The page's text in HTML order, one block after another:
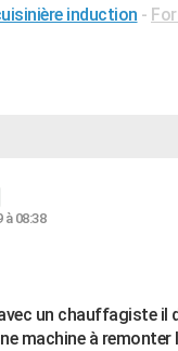
induction -
08:38
un chauffagiste
machine à remonter